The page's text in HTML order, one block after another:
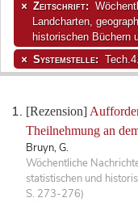
[Rezension]
Theilnehmung an
Bruyn, G.
Wöchentliche
statistischen und
S. 273-276)
Zeitschrift:
Landcharten,
historischen Büchern
Systemstelle: